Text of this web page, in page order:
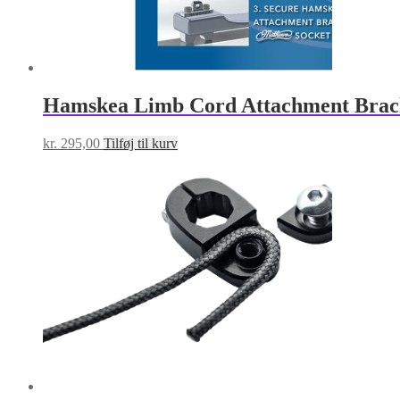
Hamskea Limb Cord Attachment
kr. 295,00 Tilføj til kurv